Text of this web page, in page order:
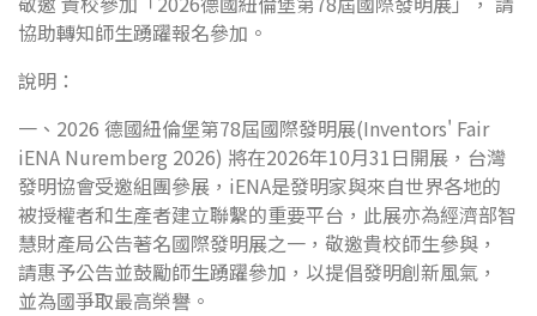
協助轉知師生踴躍報名參加。
說明：
一、2026 德國紐倫堡第78屆國際發明展(Inventors' Fair
iENA Nuremberg 2026) 將在2026年10月31日開展，台灣
發明協會受邀組團參展，iENA是發明家與來自世界各地的
被授權者和生產者建立聯繫的重要平台，此展亦為經濟部智
慧財產局公告著名國際發明展之一，敬邀貴校師生參與，
請惠予公告並鼓勵師生踴躍參加，以提倡發明創新風氣，
並為國爭取最高榮譽。